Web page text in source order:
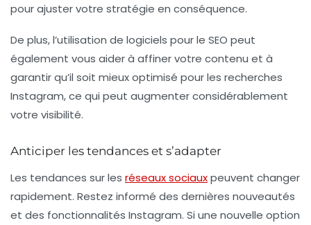
pour ajuster votre stratégie en conséquence.
De plus, l’utilisation de logiciels pour le SEO peut
également vous aider à affiner votre contenu et à
garantir qu’il soit mieux optimisé pour les recherches
Instagram, ce qui peut augmenter considérablement
votre visibilité.
Anticiper les tendances et s’adapter
Les tendances sur les réseaux sociauxpeuvent changer
rapidement. Restez informé des dernières nouveautés
et des fonctionnalités Instagram. Si une nouvelle option